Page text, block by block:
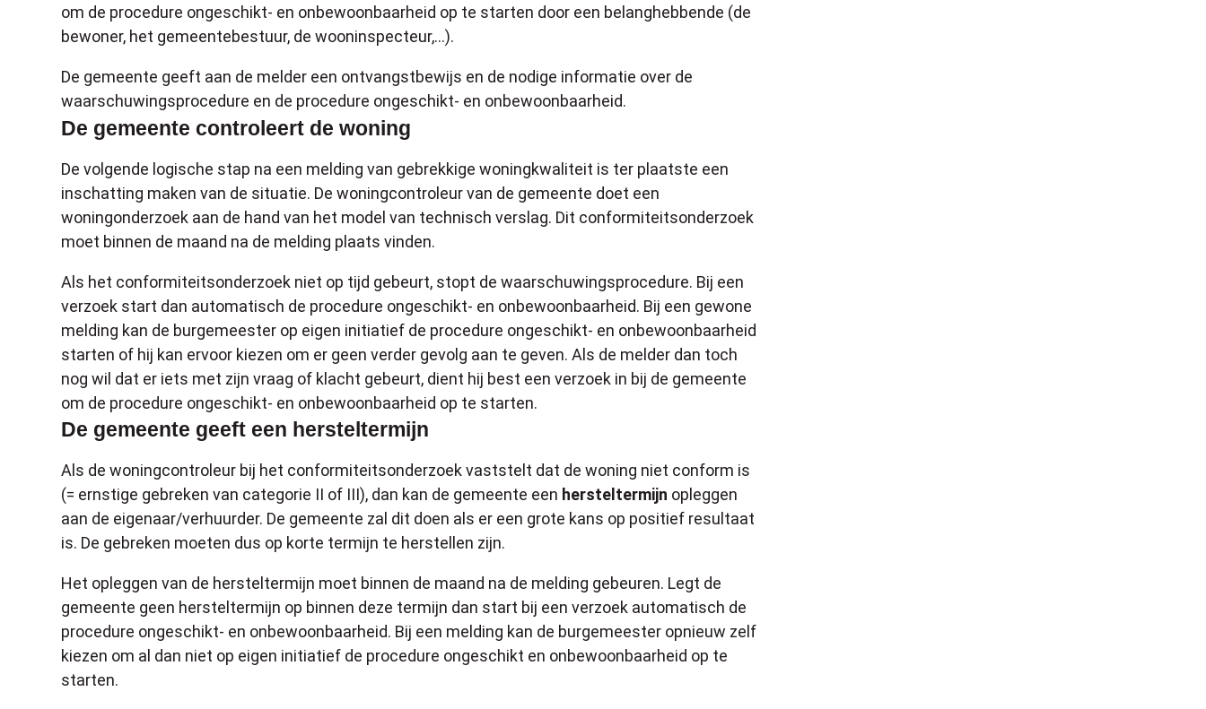
om de procedure ongeschikt- en onbewoonbaarheid op te starten door een belanghebbende (de
bewoner, het gemeentebestuur, de wooninspecteur,...).
De gemeente geeft aan de melder een ontvangstbewijs en de nodige informatie over de
waarschuwingsprocedure en de procedure ongeschikt- en onbewoonbaarheid.
De gemeente controleert de woning
De volgende logische stap na een melding van gebrekkige woningkwaliteit is ter plaatste een
inschatting maken van de situatie. De woningcontroleur van de gemeente doet een
woningonderzoek aan de hand van het model van technisch verslag. Dit conformiteitsonderzoek
moet binnen de maand na de melding plaats vinden.
Als het conformiteitsonderzoek niet op tijd gebeurt, stopt de waarschuwingsprocedure. Bij een
verzoek start dan automatisch de procedure ongeschikt- en onbewoonbaarheid. Bij een gewone
melding kan de burgemeester op eigen initiatief de procedure ongeschikt- en onbewoonbaarheid
starten of hij kan ervoor kiezen om er geen verder gevolg aan te geven. Als de melder dan toch
nog wil dat er iets met zijn vraag of klacht gebeurt, dient hij best een verzoek in bij de gemeente
om de procedure ongeschikt- en onbewoonbaarheid op te starten.
De gemeente geeft een hersteltermijn
Als de woningcontroleur bij het conformiteitsonderzoek vaststelt dat de woning niet conform is
(= ernstige gebreken van categorie II of III), dan kan de gemeente een hersteltermijn opleggen
aan de eigenaar/verhuurder. De gemeente zal dit doen als er een grote kans op positief resultaat
is. De gebreken moeten dus op korte termijn te herstellen zijn.
Het opleggen van de hersteltermijn moet binnen de maand na de melding gebeuren. Legt de
gemeente geen hersteltermijn op binnen deze termijn dan start bij een verzoek automatisch de
procedure ongeschikt- en onbewoonbaarheid. Bij een melding kan de burgemeester opnieuw zelf
kiezen om al dan niet op eigen initiatief de procedure ongeschikt en onbewoonbaarheid op te
starten.